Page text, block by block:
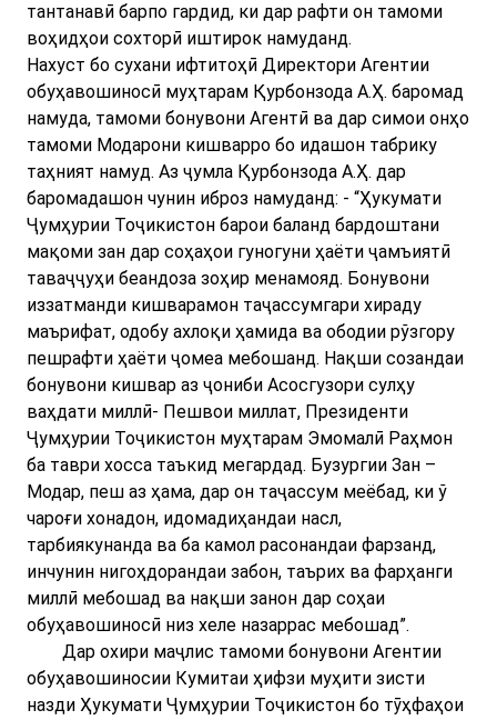
тантанавӣ барпо гардид, ки дар рафти он тамоми
воҳидҳои сохторӣ иштирок намуданд.
Нахуст бо сухани ифтитоҳӣ Директори Агентии
обуҳавошиносӣ муҳтарам Қурбонзода А.Ҳ. баромад
намуда, тамоми бонувони Агентӣ ва дар симои онҳо
тамоми Модарони кишварро бо идашон табрику
таҳният намуд. Аз ҷумла Қурбонзода А.Ҳ. дар
баромадашон чунин иброз намуданд: - “Ҳукумати
Ҷумҳурии Тоҷикистон барои баланд бардоштани
мақоми зан дар соҳаҳои гуногуни ҳаёти ҷамъиятӣ
таваҷҷуҳи беандоза зоҳир менамояд. Бонувони
иззатманди кишварамон таҷассумгари хираду
маърифат, одобу ахлоқи ҳамида ва ободии рўзгору
пешрафти ҳаёти ҷомеа мебошанд. Нақши созандаи
бонувони кишвар аз ҷониби Асосгузори сулҳу
ваҳдати миллӣ- Пешвои миллат, Президенти
Ҷумҳурии Тоҷикистон муҳтарам Эмомалӣ Раҳмон
ба таври хосса таъкид мегардад. Бузургии Зан –
Модар, пеш аз ҳама, дар он таҷассум меёбад, ки ў
чароғи хонадон, идомадиҳандаи насл,
тарбиякунанда ва ба камол расонандаи фарзанд,
инчунин нигоҳдорандаи забон, таърих ва фарҳанги
миллӣ мебошад ва нақши занон дар соҳаи
обуҳавошиносӣ низ хеле назаррас мебошад”.
Дар охири маҷлис тамоми бонувони Агентии
обуҳавошиносии Кумитаи ҳифзи муҳити зисти
назди Ҳукумати Ҷумҳурии Тоҷикистон бо тӯҳфаҳои